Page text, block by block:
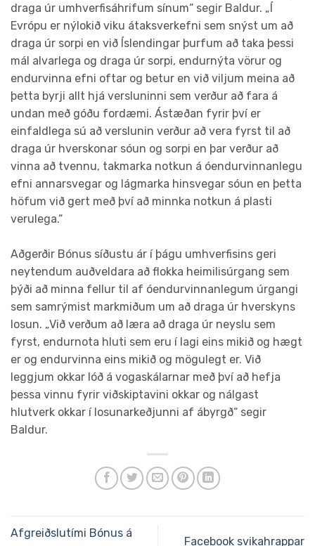
draga úr umhverfisáhrifum sínum“ segir Baldur. „Í
Evrópu er nýlokið viku átaksverkefni sem snýst um að
draga úr sorpi en við Íslendingar þurfum að taka þessi
mál alvarlega og draga úr sorpi, endurnýta vörur og
endurvinna efni oftar og betur en við viljum meina að
þetta byrji allt hjá versluninni sem verður að fara á
undan með góðu fordæmi. Ástæðan fyrir því er
einfaldlega sú að verslunin verður að vera fyrst til að
draga úr hverskonar sóun og sorpi en þar verður að
vinna að tvennu, takmarka notkun á óendurvinnanlegu
efni annarsvegar og lágmarka hinsvegar sóun en þetta
höfum við gert með því að minnka notkun á plasti
verulega.“
Aðgerðir Bónus síðustu ár í þágu umhverfisins geri
neytendum auðveldara að flokka heimilisúrgang sem
þýði að minna fellur til af óendurvinnanlegum úrgangi
sem samrýmist markmiðum um að draga úr hverskyns
losun. „Við verðum að læra að draga úr neyslu sem
fyrst, endurnota hluti sem eru í lagi eins mikið og hægt
er og endurvinna eins mikið og mögulegt er. Við
leggjum okkar lóð á vogaskálarnar með því að hefja
þessa vinnu fyrir viðskiptavini okkar og nálgast
hlutverk okkar í losunarkeðjunni af ábyrgð“ segir
Baldur.
Afgreiðslutími Bónus á
Facebook svikahrappar